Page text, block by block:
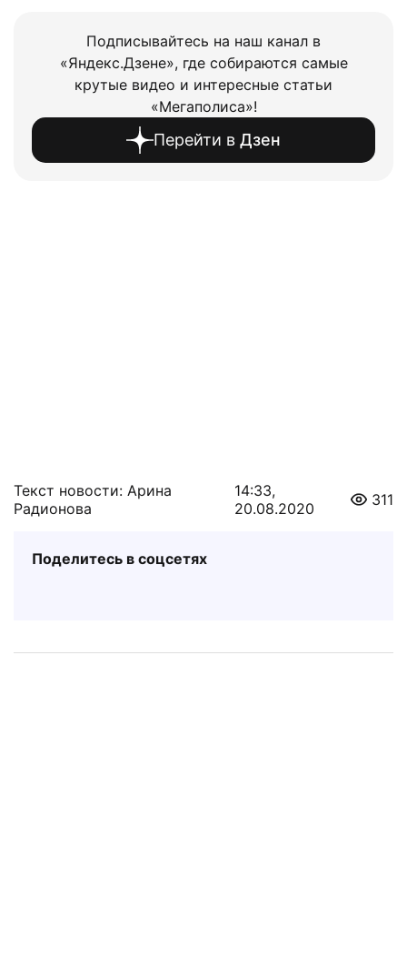
Подписывайтесь на наш канал в
«Яндекс.Дзене», где собираются самые
крутые видео и интересные статьи
«Мегаполиса»!
Перейти в Дзен
Текст новости: Арина
Радионова
14:33,
20.08.2020
311
Поделитесь в соцсетях